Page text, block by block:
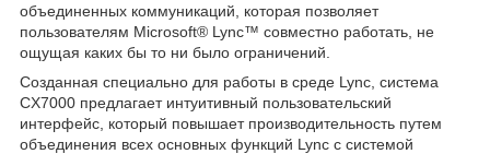
объединенных коммуникаций, которая позволяет
пользователям Microsoft® Lync™ совместно работать, не
ощущая каких бы то ни было ограничений.
Созданная специально для работы в среде Lync, система
CX7000 предлагает интуитивный пользовательский
интерфейс, который повышает производительность путем
объединения всех основных функций Lync с системой